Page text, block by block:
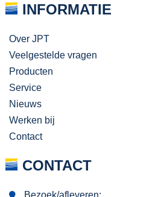
INFORMATIE
Over JPT
Veelgestelde vragen
Producten
Service
Nieuws
Werken bij
Contact
CONTACT
Bezoek/afleveren: